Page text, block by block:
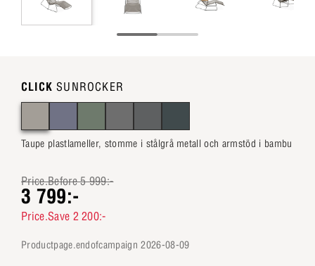
CLICK SUNROCKER
Taupe plastlameller, stomme i stålgrå metall och armstöd i bambu
Price.Before 5 999:-
3 799:-
Price.Save 2 200:-
productpage.endofcampaign 2026-08-09